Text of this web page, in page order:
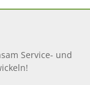
Service- und